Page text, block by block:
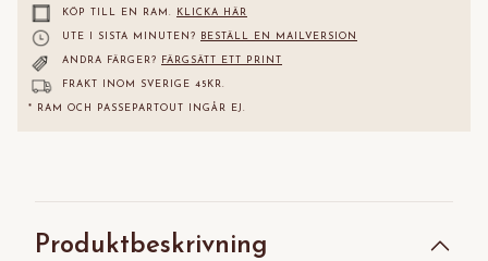
KÖP TILL EN RAM. KLICKA HÄR
UTE I SISTA MINUTEN? BESTÄLL EN MAILVERSION
ANDRA FÄRGER? FÄRGSÄTT ETT PRINT
FRAKT INOM SVERIGE 45KR.
* RAM OCH PASSEPARTOUT INGÅR EJ.
Produktbeskrivning